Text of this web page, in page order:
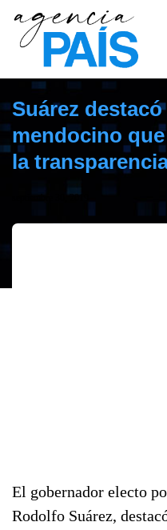
Suárez
mendocino
la
septiembre 30, 2019
El gobernador electo
Rodolfo Suárez,